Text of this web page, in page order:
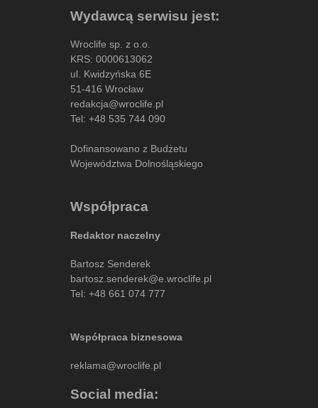
Wydawcą serwisu jest:
Wroclife sp. z o.o.
KRS: 0000613062
ul. Kwidzyńska 6E
51-416 Wrocław
redakcja@wroclife.pl
Tel: +48 535 744 090
Dofinansowano z Budżetu
Województwa Dolnośląskiego
Współpraca
Redaktor naczelny
Bartosz Senderek
bartosz.senderek@e.wroclife.pl
Tel: +48 661 074 777
Współpraca biznesowa
reklama@wroclife.pl
Social media: